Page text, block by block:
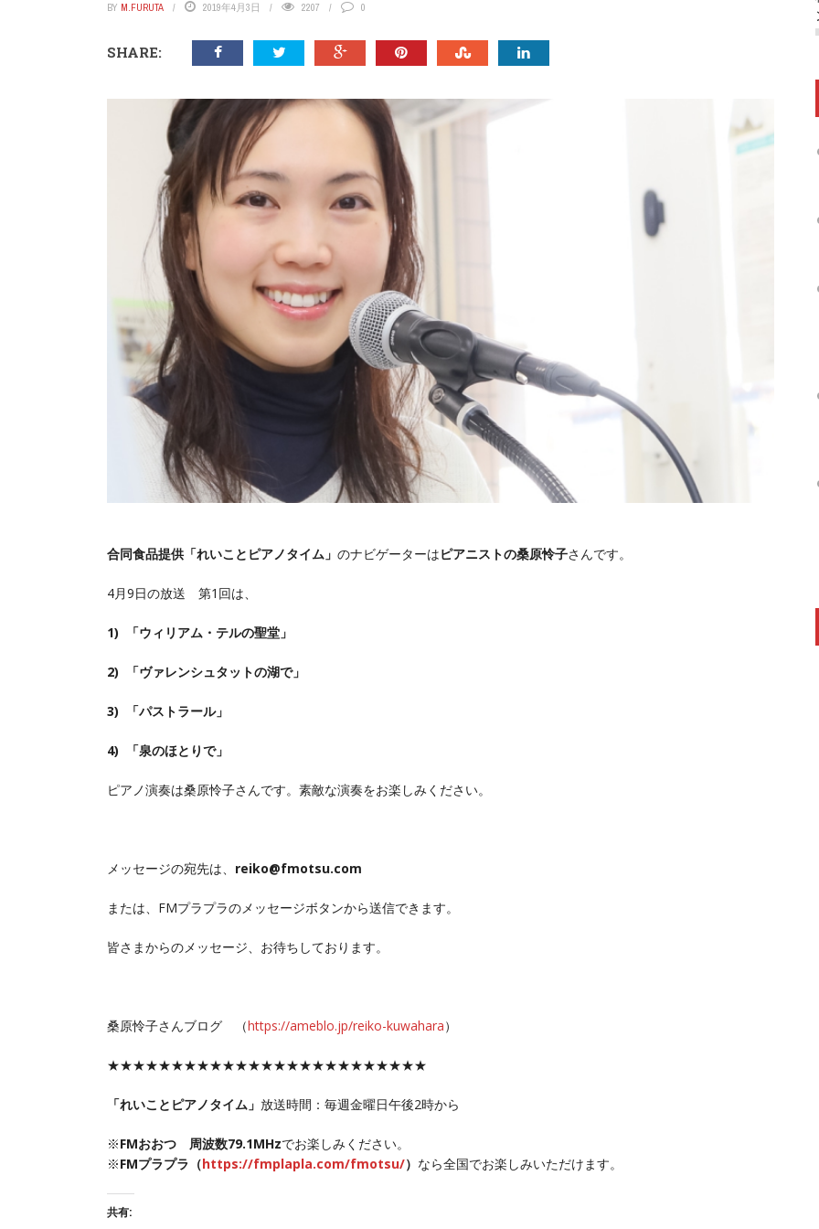
BY M.FURUTA 2019年4月3日 2207 0
SHARE:
合同食品提供「れいことピアノタイム」 のナビゲーターはピアニストの桑原怜子さんです。
4月9日の放送 第1回は、
1) 「ウィリアム・テルの聖堂」
2) 「ヴァレンシュタットの湖で」
3) 「パストラール」
4) 「泉のほとりで」
ピアノ演奏は桑原怜子さんです。素敵な演奏をお楽しみください。
メッセージの宛先は、 reiko@fmotsu.com
または、FMプラプラのメッセージボタンから送信できます。
皆さまからのメッセージ、お待ちしております。
桑原怜子さんブログ （https://ameblo.jp/reiko-kuwahara）
★★★★★★★★★★★★★★★★★★★★★★★★★
「れいことピアノタイム」 放送時間：毎週金曜日午後2時から
※FMおおつ 周波数79.1MHzでお楽しみください。
※FMプラプラ（https://fmplapla.com/fmotsu/） なら全国でお楽しみいただけます。
共有: